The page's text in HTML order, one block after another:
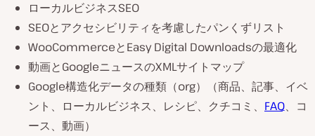
ローカルビジネスSEO
SEOとアクセシビリティを考慮したパンくずリスト
WooCommerceとEasy Digital Downloadsの最適化
動画とGoogleニュースのXMLサイトマップ
Google構造化データの種類（org）（商品、記事、イベ
ント、ローカルビジネス、レシピ、クチコミ、 FAQ、コ
ース、動画）